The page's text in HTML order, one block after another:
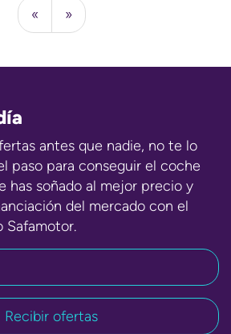
« »
antes que nadie, no te lo
paso para conseguir el coche
has soñado al mejor precio y
del mercado con el
Safamotor.